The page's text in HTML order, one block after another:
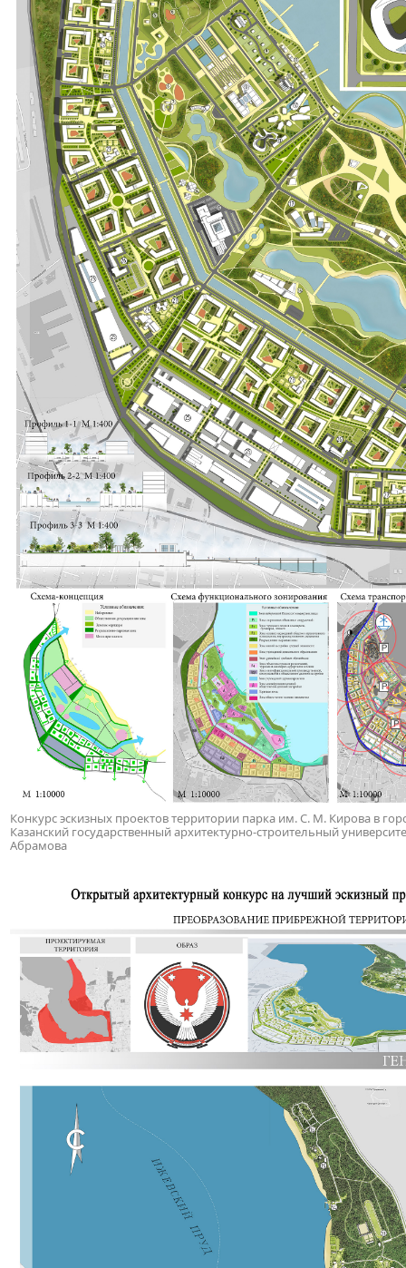
Конкурс эскизных проектов территории парка им. С. М. Кирова в
Казанский государственный архитектурно-строительный
Абрамова